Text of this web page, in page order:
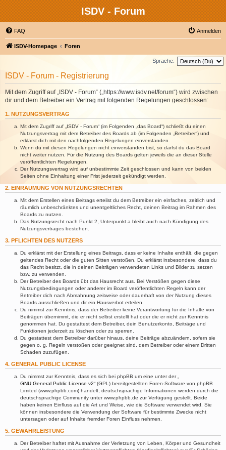
ISDV - Forum
FAQ Anmelden
ISDV-Homepage Foren
Sprache:
ISDV - Forum - Registrierung
Mit dem Zugriff auf „ISDV - Forum“ („https://www.isdv.net/forum“) wird zwischen
dir und dem Betreiber ein Vertrag mit folgenden Regelungen geschlossen:
1. NUTZUNGSVERTRAG
Mit dem Zugriff auf „ISDV - Forum“ (im Folgenden „das Board“) schließt du einen
Nutzungsvertrag mit dem Betreiber des Boards ab (im Folgenden „Betreiber“) und
erklärst dich mit den nachfolgenden Regelungen einverstanden.
Wenn du mit diesen Regelungen nicht einverstanden bist, so darfst du das Board
nicht weiter nutzen. Für die Nutzung des Boards gelten jeweils die an dieser Stelle
veröffentlichten Regelungen.
Der Nutzungsvertrag wird auf unbestimmte Zeit geschlossen und kann von beiden
Seiten ohne Einhaltung einer Frist jederzeit gekündigt werden.
2. EINRÄUMUNG VON NUTZUNGSRECHTEN
Mit dem Erstellen eines Beitrags erteilst du dem Betreiber ein einfaches, zeitlich und
räumlich unbeschränktes und unentgeltliches Recht, deinen Beitrag im Rahmen des
Boards zu nutzen.
Das Nutzungsrecht nach Punkt 2, Unterpunkt a bleibt auch nach Kündigung des
Nutzungsvertrages bestehen.
3. PFLICHTEN DES NUTZERS
Du erklärst mit der Erstellung eines Beitrags, dass er keine Inhalte enthält, die gegen
geltendes Recht oder die guten Sitten verstoßen. Du erklärst insbesondere, dass du
das Recht besitzt, die in deinen Beiträgen verwendeten Links und Bilder zu setzen
bzw. zu verwenden.
Der Betreiber des Boards übt das Hausrecht aus. Bei Verstößen gegen diese
Nutzungsbedingungen oder anderer im Board veröffentlichten Regeln kann der
Betreiber dich nach Abmahnung zeitweise oder dauerhaft von der Nutzung dieses
Boards ausschließen und dir ein Hausverbot erteilen.
Du nimmst zur Kenntnis, dass der Betreiber keine Verantwortung für die Inhalte von
Beiträgen übernimmt, die er nicht selbst erstellt hat oder die er nicht zur Kenntnis
genommen hat. Du gestattest dem Betreiber, dein Benutzerkonto, Beiträge und
Funktionen jederzeit zu löschen oder zu sperren.
Du gestattest dem Betreiber darüber hinaus, deine Beiträge abzuändern, sofern sie
gegen o. g. Regeln verstoßen oder geeignet sind, dem Betreiber oder einem Dritten
Schaden zuzufügen.
4. GENERAL PUBLIC LICENSE
Du nimmst zur Kenntnis, dass es sich bei phpBB um eine unter der „
GNU General Public License v2“ (GPL) bereitgestellten Foren-Software von phpBB
Limited (www.phpbb.com) handelt; deutschsprachige Informationen werden durch die
deutschsprachige Community unter www.phpbb.de zur Verfügung gestellt. Beide
haben keinen Einfluss auf die Art und Weise, wie die Software verwendet wird. Sie
können insbesondere die Verwendung der Software für bestimmte Zwecke nicht
untersagen oder auf Inhalte fremder Foren Einfluss nehmen.
5. GEWÄHRLEISTUNG
Der Betreiber haftet mit Ausnahme der Verletzung von Leben, Körper und Gesundheit